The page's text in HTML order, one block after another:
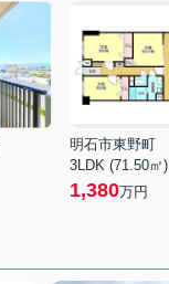
明石市東野町
3LDK (71.50㎡)
1,380万円